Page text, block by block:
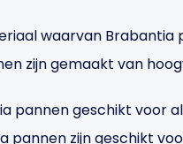
waarvan Brabantia
zijn gemaakt van
pannen geschikt voor
pannen zijn geschikt